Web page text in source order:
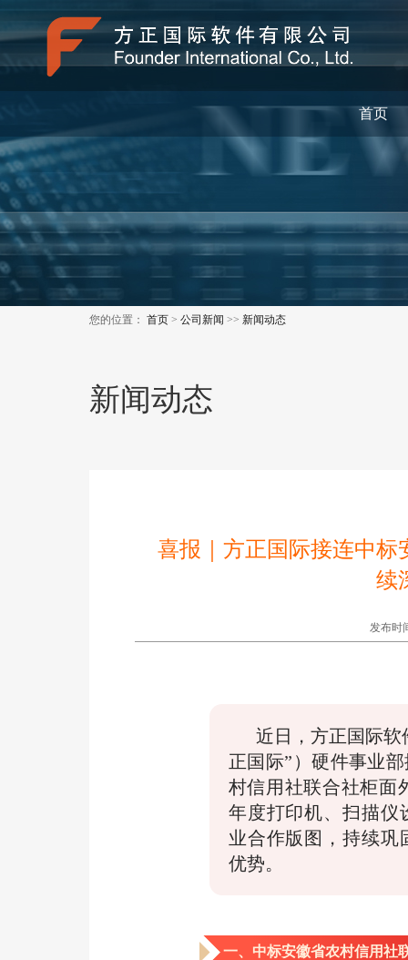
首页
您的位置： 首页 > 公司新闻 >> 新闻动态
新闻动态
喜报｜方正国际接连中标
续
发布时
近日，方正国际软
正国际”）硬件事业
村信用社联合社柜面
年度打印机、扫描仪
业合作版图，持续巩
优势。
一、中标安徽省农村信用社